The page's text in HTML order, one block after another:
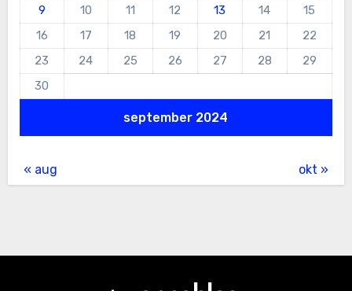
september 2024
9
10 11 12 13 14
15
16
17 18 19 20 21
22
23
24 25 26 27 28
29
30
« aug okt »